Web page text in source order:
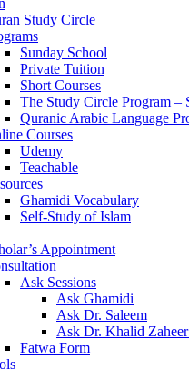
Study Circle
Sunday School
Private Tuition
Short Courses
The Study Circle Program –
Quranic Arabic Language
Courses
Udemy
Teachable
Ghamidi Vocabulary
Self-Study of Islam
Appointment
Ask Sessions
Ask Ghamidi
Ask Dr. Saleem
Ask Dr. Khalid
Fatwa Form